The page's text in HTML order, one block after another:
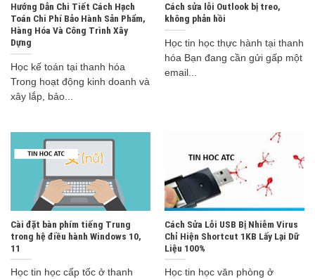
Hướng Dẫn Chi Tiết Cách Hạch
Toán Chi Phí Bảo Hành Sản Phẩm,
Hàng Hóa Và Công Trình Xây
Dựng
Học kế toán tại thanh hóa
Trong hoạt động kinh doanh và
xây lắp, bảo...
Cách sửa lỗi Outlook bị treo,
không phản hồi
Học tin học thực hành tại thanh
hóa Bạn đang cần gửi gấp một
email...
Cài đặt bàn phím tiếng Trung
trong hệ điều hành Windows 10,
11
Học tin học cấp tốc ở thanh
Cách Sửa Lỗi USB Bị Nhiễm Virus
Chỉ Hiện Shortcut 1KB Lấy Lại Dữ
Liệu 100%
Học tin học văn phòng ở